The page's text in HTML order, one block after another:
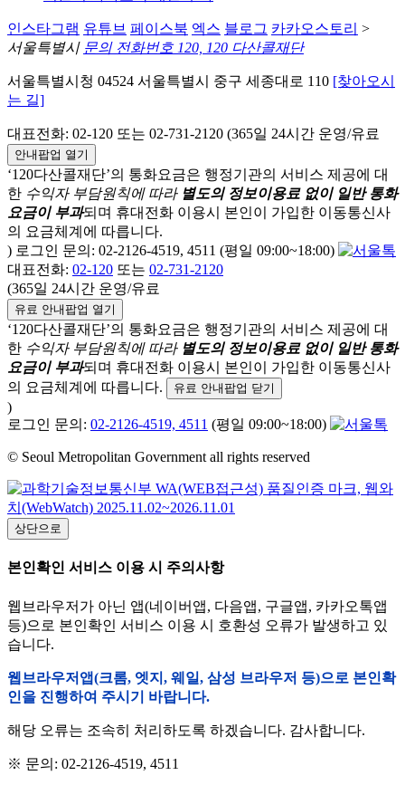
인스타그램 유튜브 페이스북 엑스 블로그 카카오스토리 >
서울특별시 문의 전화번호 120, 120 다산콜재단
서울특별시청 04524 서울특별시 중구 세종대로 110 [찾아오시
는 길]
대표전화: 02-120 또는 02-731-2120 (365일 24시간 운영/유료
안내팝업 열기
‘120다산콜재단’의 통화요금은 행정기관의 서비스 제공에 대
한 수익자 부담원칙에 따라 별도의 정보이용료 없이 일반 통화
요금이 부과되며 휴대전화 이용시 본인이 가입한 이동통신사
의 요금체계에 따릅니다.
) 로그인 문의: 02-2126-4519, 4511 (평일 09:00~18:00)
대표전화: 02-120 또는 02-731-2120
(365일 24시간 운영/유료
유료 안내팝업 열기
‘120다산콜재단’의 통화요금은 행정기관의 서비스 제공에 대
한 수익자 부담원칙에 따라 별도의 정보이용료 없이 일반 통화
요금이 부과되며 휴대전화 이용시 본인이 가입한 이동통신사
의 요금체계에 따릅니다.
유료 안내팝업 닫기
)
로그인 문의: 02-2126-4519, 4511 (평일 09:00~18:00)
© Seoul Metropolitan Government all rights reserved
상단으로
본인확인 서비스 이용 시 주의사항
웹브라우저가 아닌 앱(네이버앱, 다음앱, 구글앱, 카카오톡앱
등)으로 본인확인 서비스 이용 시 호환성 오류가 발생하고 있
습니다.
웹브라우저앱(크롬, 엣지, 웨일, 삼성 브라우저 등)으로 본인확
인을 진행하여 주시기 바랍니다.
해당 오류는 조속히 처리하도록 하겠습니다. 감사합니다.
※ 문의: 02-2126-4519, 4511